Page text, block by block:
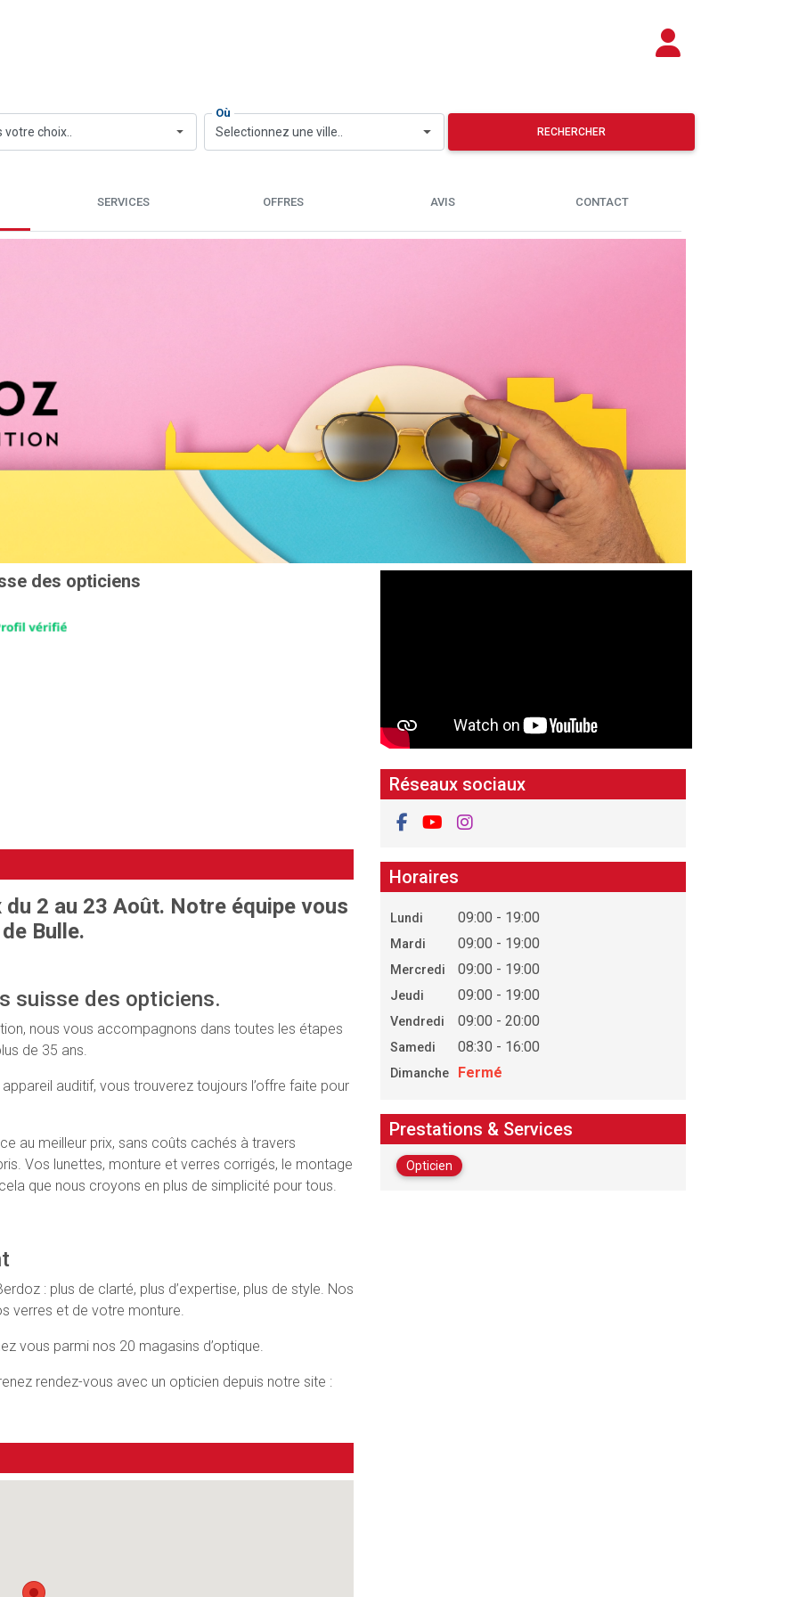
votre choix..
Où
Selectionnez une ville.. RECHERCHER
SERVICES OFFRES AVIS CONTACT
des opticiens
2 au 23 Août. Notre équipe vous
Bulle.
suisse des opticiens.
nous vous accompagnons dans toutes les étapes
de 35 ans.
auditif, vous trouverez toujours l’offre faite pour
au meilleur prix, sans coûts cachés à travers
Vos lunettes, monture et verres corrigés, le montage
que nous croyons en plus de simplicité pour tous.
: plus de clarté, plus d’expertise, plus de style. Nos
verres et de votre monture.
vous parmi nos 20 magasins d’optique.
rendez-vous avec un opticien depuis notre site :
Réseaux sociaux
Horaires
Lundi 09:00 - 19:00
Mardi 09:00 - 19:00
Mercredi 09:00 - 19:00
Jeudi 09:00 - 19:00
Vendredi 09:00 - 20:00
Samedi 08:30 - 16:00
Dimanche Fermé
Prestations & Services
Opticien